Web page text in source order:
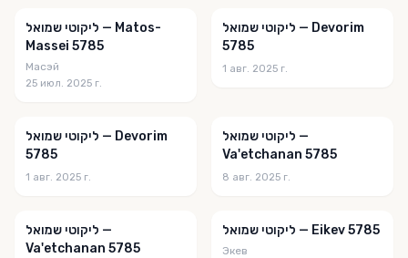
Torah Studies
Toras Avigdor
Vive Le Roi Machia'h
ליקוטי שמואל — Matos-
Massei 5785
Масэй
25 июл. 2025 г.
ליקוטי שמואל — Devorim
5785
1 авг. 2025 г.
ליקוטי שמואל — Devorim
5785
1 авг. 2025 г.
ליקוטי שמואל —
Va'etchanan 5785
8 авг. 2025 г.
ליקוטי שמואל —
Va'etchanan 5785
ליקוטי שמואל — Eikev 5785
Экев